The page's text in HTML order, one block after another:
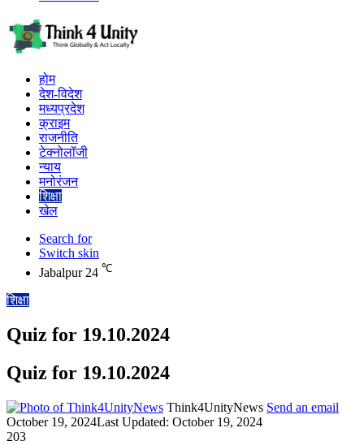
होम
देश-विदेश
मध्यप्रदेश
क्राइम
राजनीति
टेक्नोलॉजी
न्याय
मनोरंजन
शिक्षा
खेल
Search for
Switch skin
Jabalpur 24 ℃
शिक्षा
Quiz for 19.10.2024
Quiz for 19.10.2024
Think4UnityNews Send an email
October 19, 2024Last Updated: October 19, 2024
203